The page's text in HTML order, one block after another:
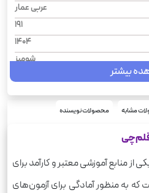
عربی عمار
191
1404
شومیز
عربی
بیشتر
مشابه محصولات نویسنده
قلم‌چی
منابع آموزشی معتبر و کارآمد برای
به منظور آمادگی برای آزمون‌های